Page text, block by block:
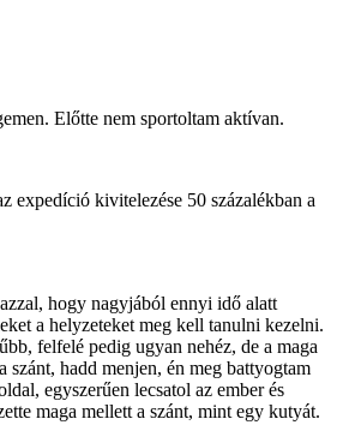
Előtte nem sportoltam aktívan.
expedíció kivitelezése 50 százalékban a
hogy nagyjából ennyi idő alatt
a helyzeteket meg kell tanulni kezelni.
felfelé pedig ugyan nehéz, de a maga
hadd menjen, én meg battyogtam
egyszerűen lecsatol az ember és
maga mellett a szánt, mint egy kutyát.